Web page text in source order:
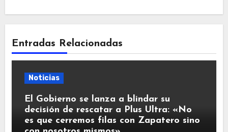
Entradas Relacionadas
Noticias
El Gobierno se lanza a blindar su
decisión de rescatar a Plus Ultra: «No
es que cerremos filas con Zapatero sino